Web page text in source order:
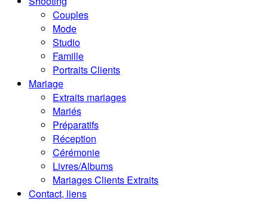
Couples
Mode
Studio
Famille
Portraits Clients
Mariage
Extraits mariages
Mariés
Préparatifs
Réception
Cérémonie
Livres/Albums
Mariages Clients Extraits
Contact, liens